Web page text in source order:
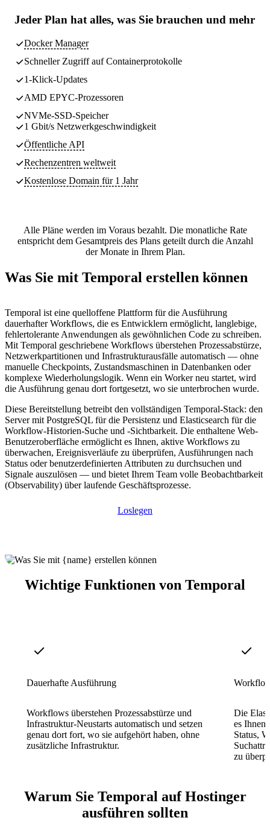
Jeder Plan hat alles, was Sie brauchen und mehr
Docker Manager
Schneller Zugriff auf Containerprotokolle
1-Klick-Updates
AMD EPYC-Prozessoren
NVMe-SSD-Speicher
1 Gbit/s Netzwerkgeschwindigkeit
Öffentliche API
Rechenzentren weltweit
Kostenlose Domain für 1 Jahr
Alle Pläne werden im Voraus bezahlt. Die monatliche Rate
entspricht dem Gesamtpreis des Plans geteilt durch die Anzahl
der Monate in Ihrem Plan.
Was Sie mit Temporal erstellen können
Temporal ist eine quelloffene Plattform für die Ausführung
dauerhafter Workflows, die es Entwicklern ermöglicht, langlebige,
fehlertolerante Anwendungen als gewöhnlichen Code zu schreiben.
Mit Temporal geschriebene Workflows überstehen Prozessabstürze,
Netzwerkpartitionen und Infrastrukturausfälle automatisch — ohne
manuelle Checkpoints, Zustandsmaschinen in Datenbanken oder
komplexe Wiederholungslogik. Wenn ein Worker neu startet, wird
die Ausführung genau dort fortgesetzt, wo sie unterbrochen wurde.
Diese Bereitstellung betreibt den vollständigen Temporal-Stack: den
Server mit PostgreSQL für die Persistenz und Elasticsearch für die
Workflow-Historien-Suche und -Sichtbarkeit. Die enthaltene Web-
Benutzeroberfläche ermöglicht es Ihnen, aktive Workflows zu
überwachen, Ereignisverläufe zu überprüfen, Ausführungen nach
Status oder benutzerdefinierten Attributen zu durchsuchen und
Signale auszulösen — und bietet Ihrem Team volle Beobachtbarkeit
(Observability) über laufende Geschäftsprozesse.
Loslegen
Wichtige Funktionen von Temporal
Dauerhafte Ausführung
Workflows überstehen Prozessabstürze und
Infrastruktur-Neustarts automatisch und setzen
genau dort fort, wo sie aufgehört haben, ohne
zusätzliche Infrastruktur.
Die
es
Status,
zu
Warum Sie Temporal auf Hostinger
ausführen sollten